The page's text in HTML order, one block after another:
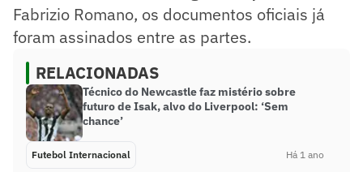
Fabrizio Romano, os documentos oficiais já
foram assinados entre as partes.
RELACIONADAS
Técnico do Newcastle faz mistério sobre
futuro de Isak, alvo do Liverpool: ‘Sem
chance’
Futebol Internacional Há 1 ano